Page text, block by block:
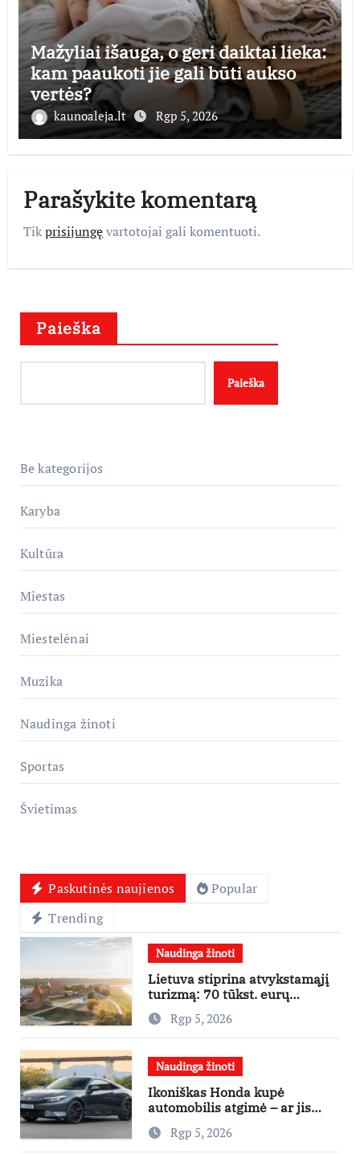
Mažyliai išauga, o geri daiktai lieka:
kam paaukoti jie gali būti aukso
vertės?
kaunoaleja.lt Rgp 5, 2026
Parašykite komentarą
Tikprisijungęvartotojai gali komentuoti.
Paieška
Paieška
Be kategorijos
Karyba
Kultūra
Miestas
Miestelėnai
Muzika
Naudinga žinoti
Sportas
Švietimas
Paskutinės naujienos
Popular
Trending
Naudinga žinoti
Lietuva stiprina atvykstamąjį
turizmą: 70 tūkst. eurų
investicijų užsienio turistams
pritraukti
Rgp 5, 2026
Naudinga žinoti
Ikoniškas Honda kupė
automobilis atgimė – ar jis
pateisins pirkėjų lūkesčius?
Rgp 5, 2026